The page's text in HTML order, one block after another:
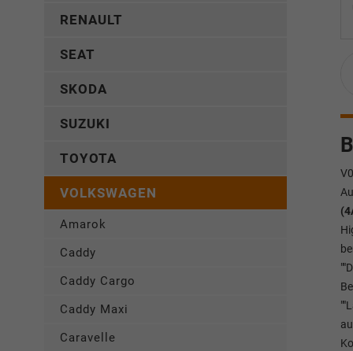
RENAULT
SEAT
SKODA
SUZUKI
TOYOTA
VOLKSWAGEN
Amarok
Caddy
Caddy Cargo
Caddy Maxi
Caravelle